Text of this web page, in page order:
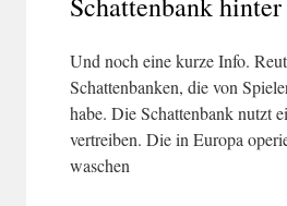
Und noch eine kurze Info.
Schattenbanken, die von
habe. Die Schattenbank nutzt
vertreiben. Die in Europa
waschen